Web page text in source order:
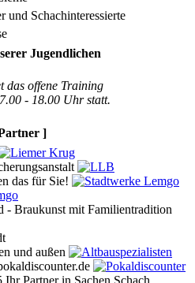
und Schachinteressierte
Jugendlichen
das offene Training
- 18.00 Uhr statt.
]
das für Sie!
- Braukunst mit Familientradition
und außen
Partner in Sachen Schach